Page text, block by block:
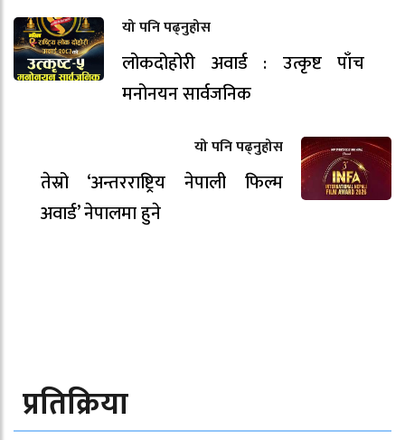
यो पनि पढ्नुहोस
लोकदोहोरी अवार्ड : उत्कृष्ट पाँच
मनोनयन सार्वजनिक
यो पनि पढ्नुहोस
तेस्रो ‘अन्तरराष्ट्रिय नेपाली फिल्म
अवार्ड’ नेपालमा हुने
प्रतिक्रिया